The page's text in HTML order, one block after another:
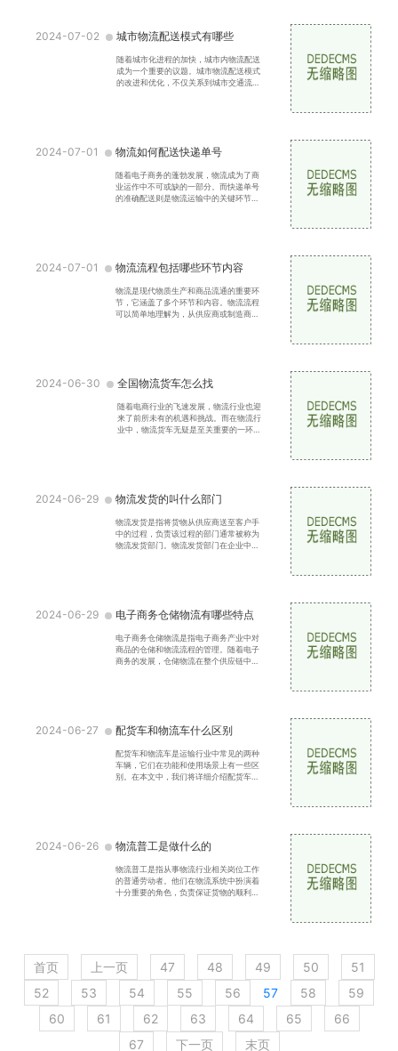
2024-07-02 城市物流配送模式有哪些
随着城市化进程的加快，城市内物流配送
成为一个重要的议题。城市物流配送模式
的改进和优化，不仅关系到城市交通流畅
2024-07-01 物流如何配送快递单号
随着电子商务的蓬勃发展，物流成为了商
业运作中不可或缺的一部分。而快递单号
的准确配送则是物流运输中的关键环节之
2024-07-01 物流流程包括哪些环节内容
物流是现代物质生产和商品流通的重要环
节，它涵盖了多个环节和内容。物流流程
可以简单地理解为，从供应商或制造商到
2024-06-30 全国物流货车怎么找
随着电商行业的飞速发展，物流行业也迎
来了前所未有的机遇和挑战。而在物流行
业中，物流货车无疑是至关重要的一环。
2024-06-29 物流发货的叫什么部门
物流发货是指将货物从供应商送至客户手
中的过程，负责该过程的部门通常被称为
物流发货部门。物流发货部门在企业中扮
2024-06-29 电子商务仓储物流有哪些特点
电子商务仓储物流是指电子商务产业中对
商品的仓储和物流流程的管理。随着电子
商务的发展，仓储物流在整个供应链中的
2024-06-27 配货车和物流车什么区别
配货车和物流车是运输行业中常见的两种
车辆，它们在功能和使用场景上有一些区
别。在本文中，我们将详细介绍配货车和
2024-06-26 物流普工是做什么的
物流普工是指从事物流行业相关岗位工作
的普通劳动者。他们在物流系统中扮演着
十分重要的角色，负责保证货物的顺利运
首页 上一页 47 48 49 50
51
52
53 54 55 56 57 58
59
60
61 62 63 64 65
66
67
下一页 末页